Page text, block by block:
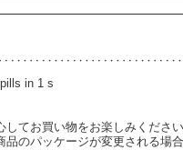
in 1 s
てお買い物をお楽しみください
のパッケージが変更される場合